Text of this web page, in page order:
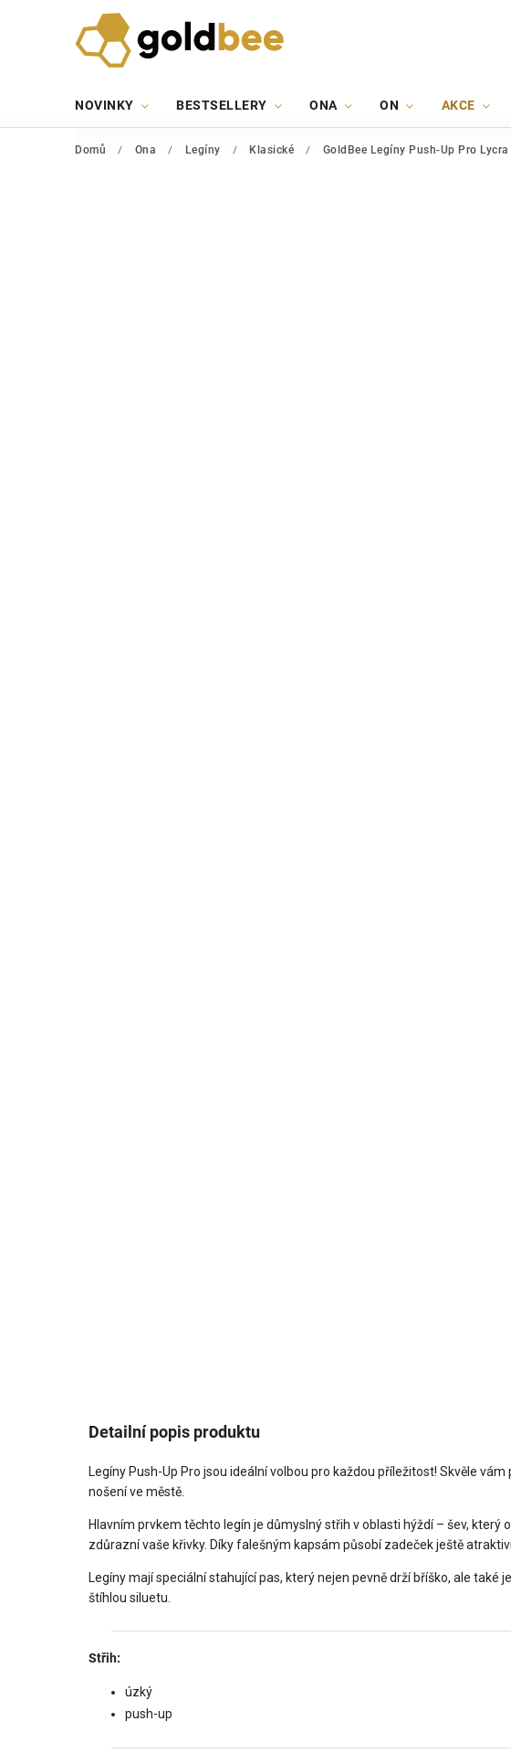
NOVINKY BESTSELLERY ONA ON AKCE
Domů / Ona / Legíny / Klasické / GoldBee Legíny Push-Up Pro Lycra
Detailní popis produktu
Legíny Push-Up Pro jsou ideální volbou pro každou příležitost! Skvěle
nošení ve městě.
Hlavním prvkem těchto legín je důmyslný střih v oblasti hýždí – šev, který
zdůrazní vaše křivky. Díky falešným kapsám působí zadeček ještě
Legíny mají speciální stahující pas, který nejen pevně drží bříško, ale také
štíhlou siluetu.
Střih:
úzký
push-up